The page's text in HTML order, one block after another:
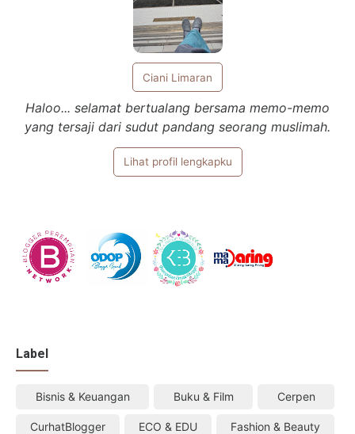
Ciani Limaran
Haloo... selamat bertualang bersama memo-memo
yang tersaji dari sudut pandang seorang muslimah.
Lihat profil lengkapku
Label
Bisnis & Keuangan Buku & Film Cerpen
CurhatBlogger ECO & EDU Fashion & Beauty